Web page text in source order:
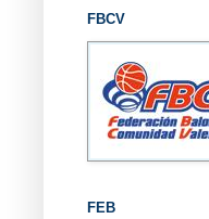
FBCV
FEB